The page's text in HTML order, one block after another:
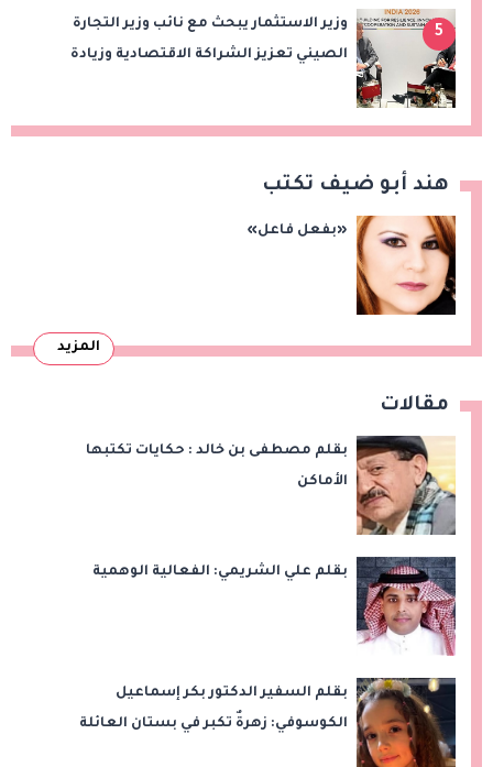
5
وزير الاستثمار يبحث مع نائب وزير التجارة
الصيني تعزيز الشراكة الاقتصادية وزيادة
هند أبو ضيف تكتب
«بفعل فاعل»
المزيد
مقالات
بقلم مصطفى بن خالد : حكايات تكتبها
الأماكن
بقلم علي الشريمي: الفعالية الوهمية
بقلم السفير الدكتور بكر إسماعيل
الكوسوفي: زهرةٌ تكبر في بستان العائلة